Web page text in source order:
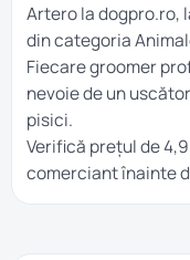
Artero la dogpro.ro,
din categoria
Fiecare groomer
nevoie de un
pisici.
Verifică prețul de
comerciant înainte